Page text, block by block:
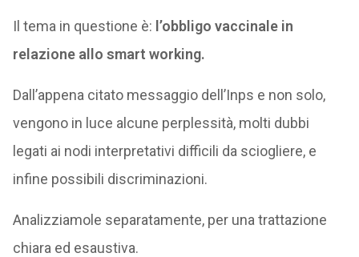
Il tema in questione è: l’obbligo vaccinale in
relazione allo smart working.
Dall’appena citato messaggio dell’Inps e non solo,
vengono in luce alcune perplessità, molti dubbi
legati ai nodi interpretativi difficili da sciogliere, e
infine possibili discriminazioni.
Analizziamole separatamente, per una trattazione
chiara ed esaustiva.